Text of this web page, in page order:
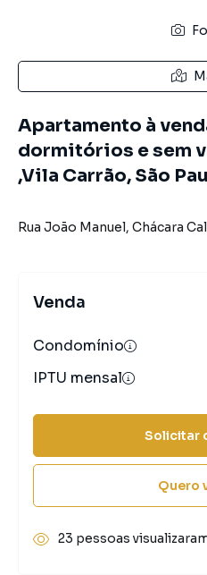
Apartamento à
dormitórios e sem
,Vila Carrão, São
Rua João Manuel, Chácara
Venda
Condomínio
IPTU mensal
Solicitar
Quero
23 pessoas